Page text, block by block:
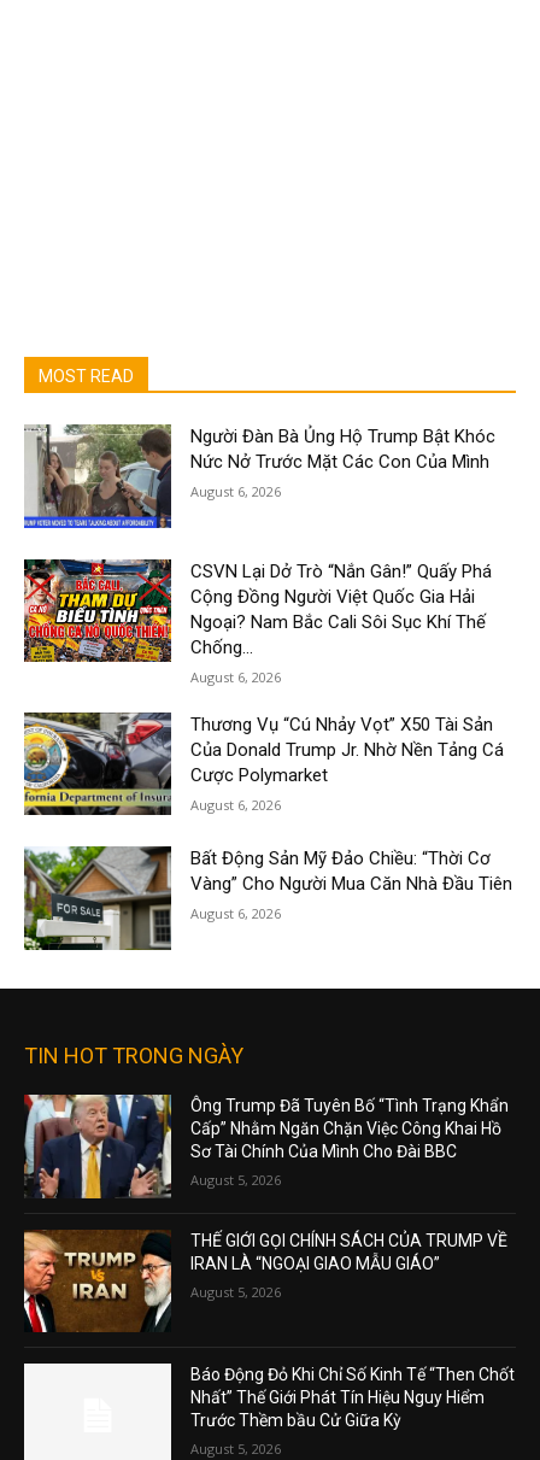
MOST READ
Người Đàn Bà Ủng Hộ Trump Bật Khóc
Nức Nở Trước Mặt Các Con Của Mình
August 6, 2026
CSVN Lại Dở Trò “Nắn Gân!” Quấy Phá
Cộng Đồng Người Việt Quốc Gia Hải
Ngoại? Nam Bắc Cali Sôi Sục Khí Thế
Chống...
August 6, 2026
Thương Vụ “Cú Nhảy Vọt” X50 Tài Sản
Của Donald Trump Jr. Nhờ Nền Tảng Cá
Cược Polymarket
August 6, 2026
Bất Động Sản Mỹ Đảo Chiều: “Thời Cơ
Vàng” Cho Người Mua Căn Nhà Đầu Tiên
August 6, 2026
TIN HOT TRONG NGÀY
Ông Trump Đã Tuyên Bố “Tình Trạng Khẩn
Cấp” Nhằm Ngăn Chặn Việc Công Khai Hồ
Sơ Tài Chính Của Mình Cho Đài BBC
August 5, 2026
THẾ GIỚI GỌI CHÍNH SÁCH CỦA TRUMP VỀ
IRAN LÀ “NGOẠI GIAO MẪU GIÁO”
August 5, 2026
Báo Động Đỏ Khi Chỉ Số Kinh Tế “Then Chốt
Nhất” Thế Giới Phát Tín Hiệu Nguy Hiểm
Trước Thềm bầu Cử Giữa Kỳ
August 5, 2026